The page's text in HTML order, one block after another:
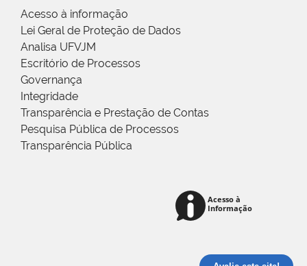
Acesso à informação
Lei Geral de Proteção de Dados
Analisa UFVJM
Escritório de Processos
Governança
Integridade
Transparência e Prestação de Contas
Pesquisa Pública de Processos
Transparência Pública